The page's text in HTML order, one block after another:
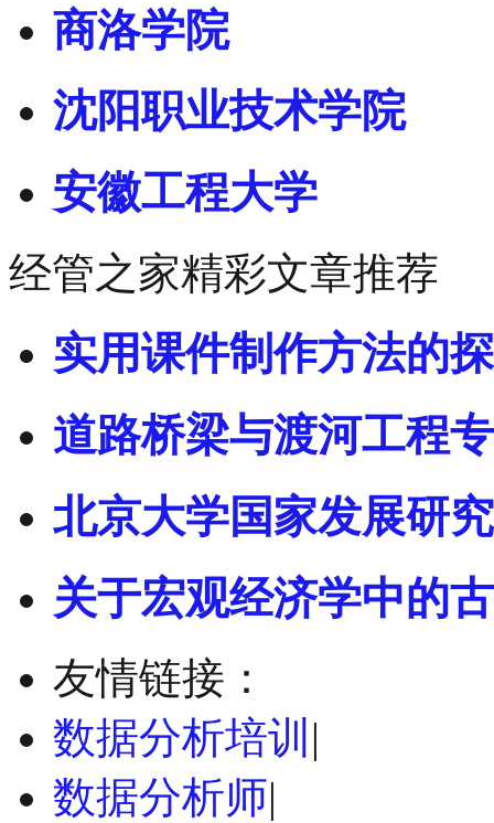
商洛学院
沈阳职业技术学院
安徽工程大学
经管之家精彩文章推荐
实用课件制作方法的
道路桥梁与渡河工程
北京大学国家发展研
关于宏观经济学中的
友情链接：
数据分析培训 |
数据分析师|